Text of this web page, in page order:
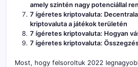
amely szintén nagy potenciállal
7 ígéretes kriptovaluta:
kriptovaluta a játékok területén
7 ígéretes kriptovaluta: Hogyan
7 ígéretes kriptovaluta:
Most, hogy felsoroltuk 2022